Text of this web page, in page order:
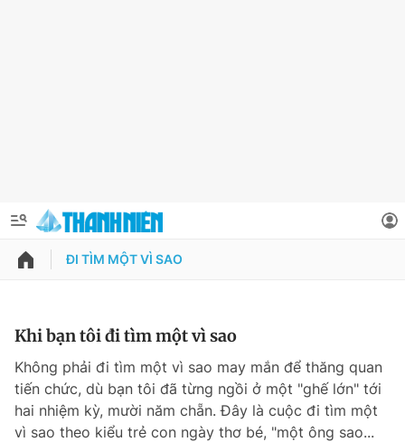
QUẢNG CÁO
Chuyên mục
Chuyên mục khác
Thông tin tài khoản
Đổi mật khẩu
Tin đã lưu
ÐI TÌM MỘT VÌ SAO
Khi bạn tôi đi tìm một vì sao
Không phải đi tìm một vì sao may mắn để thăng quan
tiến chức, dù bạn tôi đã từng ngồi ở một "ghế lớn" tới
hai nhiệm kỳ, mười năm chẵn. Đây là cuộc đi tìm một
vì sao theo kiểu trẻ con ngày thơ bé, "một ông sao...